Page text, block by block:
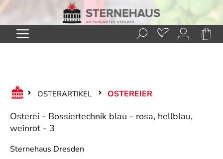
Zum Hauptinhalt springen
OSTERARTIKEL OSTEREIER
Osterei - Bossiertechnik blau - rosa, hellblau,
weinrot - 3
Sternehaus Dresden